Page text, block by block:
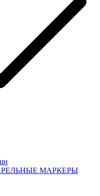
МАРКЕРЫ